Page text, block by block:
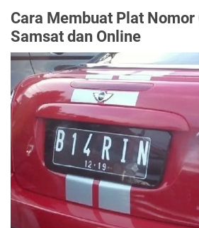
Cara Membuat Plat Nomor
Samsat dan Online